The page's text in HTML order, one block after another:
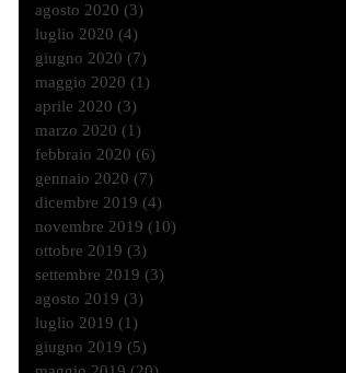
agosto 2020 (3)
luglio 2020 (4)
giugno 2020 (7)
maggio 2020 (1)
aprile 2020 (3)
marzo 2020 (1)
febbraio 2020 (6)
gennaio 2020 (7)
dicembre 2019 (4)
novembre 2019 (10)
ottobre 2019 (3)
settembre 2019 (3)
agosto 2019 (3)
luglio 2019 (1)
giugno 2019 (5)